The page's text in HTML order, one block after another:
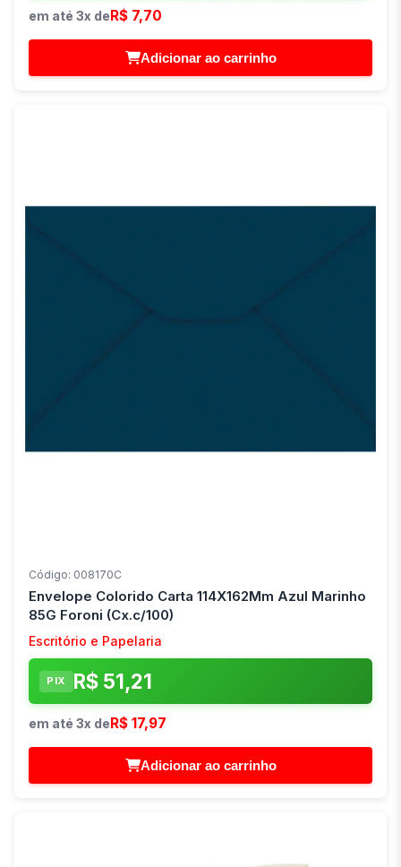
em até 3x de R$ 7,70
Adicionar ao carrinho
Código: 008170C
Envelope Colorido Carta 114X162Mm Azul Marinho
85G Foroni (Cx.c/100)
Escritório e Papelaria
PIX R$ 51,21
em até 3x de R$ 17,97
Adicionar ao carrinho